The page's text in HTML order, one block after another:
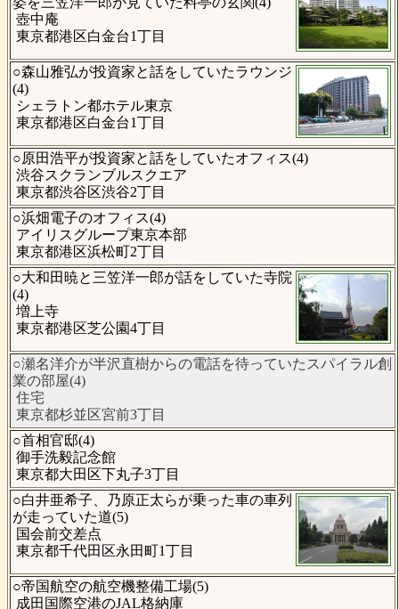
壺中庵
東京都港区白金台1丁目
○森山雅弘が投資家と話をしていたラウンジ
(4)
シェラトン都ホテル東京
東京都港区白金台1丁目
○原田浩平が投資家と話をしていたオフィス(4)
渋谷スクランブルスクエア
東京都渋谷区渋谷2丁目
○浜畑電子のオフィス(4)
アイリスグループ東京本部
東京都港区浜松町2丁目
○大和田暁と三笠洋一郎が話をしていた寺院
(4)
増上寺
東京都港区芝公園4丁目
○瀬名洋介が半沢直樹からの電話を待っていたスパイラル創
業の部屋(4)
住宅
東京都杉並区宮前3丁目
○首相官邸(4)
御手洗毅記念館
東京都大田区下丸子3丁目
○白井亜希子、乃原正太らが乗った車の車列
が走っていた道(5)
国会前交差点
東京都千代田区永田町1丁目
○帝国航空の航空機整備工場(5)
成田国際空港のJAL格納庫